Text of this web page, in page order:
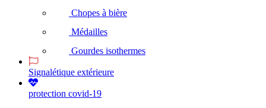
Chopes à bière
Médailles
Gourdes isothermes
Signalétique extérieure
protection covid-19